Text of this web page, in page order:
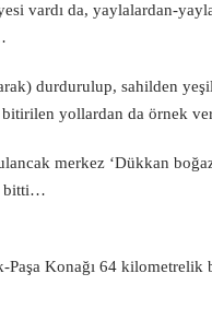
vardı da, yaylalardan-
durdurulup, sahilden
bitirilen yollardan da örnek
merkez ‘Dükkan
bitti…
Paşa Konağı 64